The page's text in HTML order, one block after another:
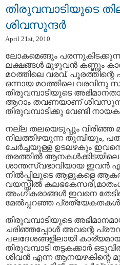
തിരുവമ്പാടിയുടെ
ശിവസുന്ദര്‍
April 21st, 2010
ലോകമെങ്ങും
ലക്ഷങ്ങള്‍ മുഴുവന്‍ കണ്ണും
മഠത്തിലെ വരവ്‌.
ഒന്നായ മഠത്തിലെ വരവിനു
തിരുവമ്പാടിയുടെ
ആറാം തവണയാണ്‌
തിരുവമ്പാടിക്കു വേണ്ടി
നല്ല തലയെടുപ്പും വിരിഞ്ഞ
നിലത്തിഴയുന്ന തുമ്പിയും,
ചേര്‍ച്ചയുള്ള ഉടലഴകും
തരത്തില്‍
ശാന്തസ്വഭാവിയായ ഇവന്‍
നില്‍പ്പിലൂടെ ആളുകളെ
വയസ്സില്‍
അംഗീകരാങ്ങള്‍ ഇവനെ
മേല്‍പ്പറഞ്ഞ
തിരുവമ്പാടിയുടെ
ചരിഞ്ഞപ്പോള്‍ അവന്റെ
പലദേശങ്ങളിലായി
തിരുവമ്പാടി തട്ടകക്കാര്‍
ശിവന്‍ എന്ന ആനയഴകിന്റെ